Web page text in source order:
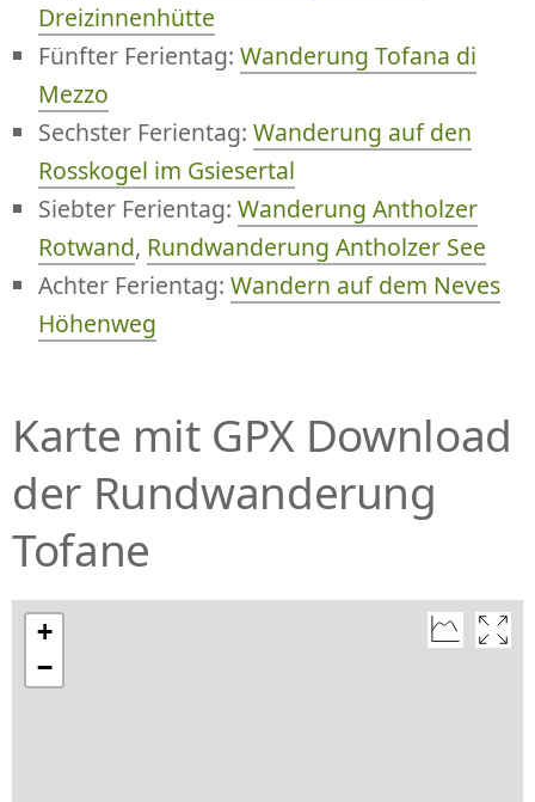
Dreizinnenhütte
Fünfter Ferientag: Wanderung Tofana di
Mezzo
Sechster Ferientag: Wanderung auf den
Rosskogel im Gsiesertal
Siebter Ferientag: Wanderung Antholzer
Rotwand, Rundwanderung Antholzer See
Achter Ferientag: Wandern auf dem Neves
Höhenweg
Karte mit GPX Download
der Rundwanderung
Tofane
+
−